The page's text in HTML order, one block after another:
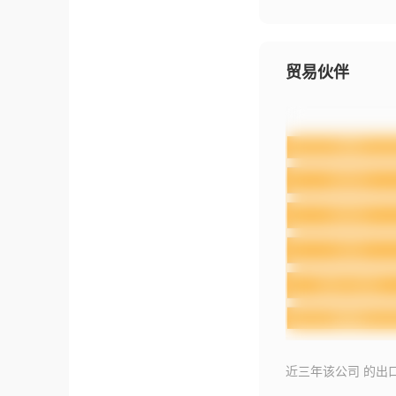
贸易伙伴
近三年该公司 的出